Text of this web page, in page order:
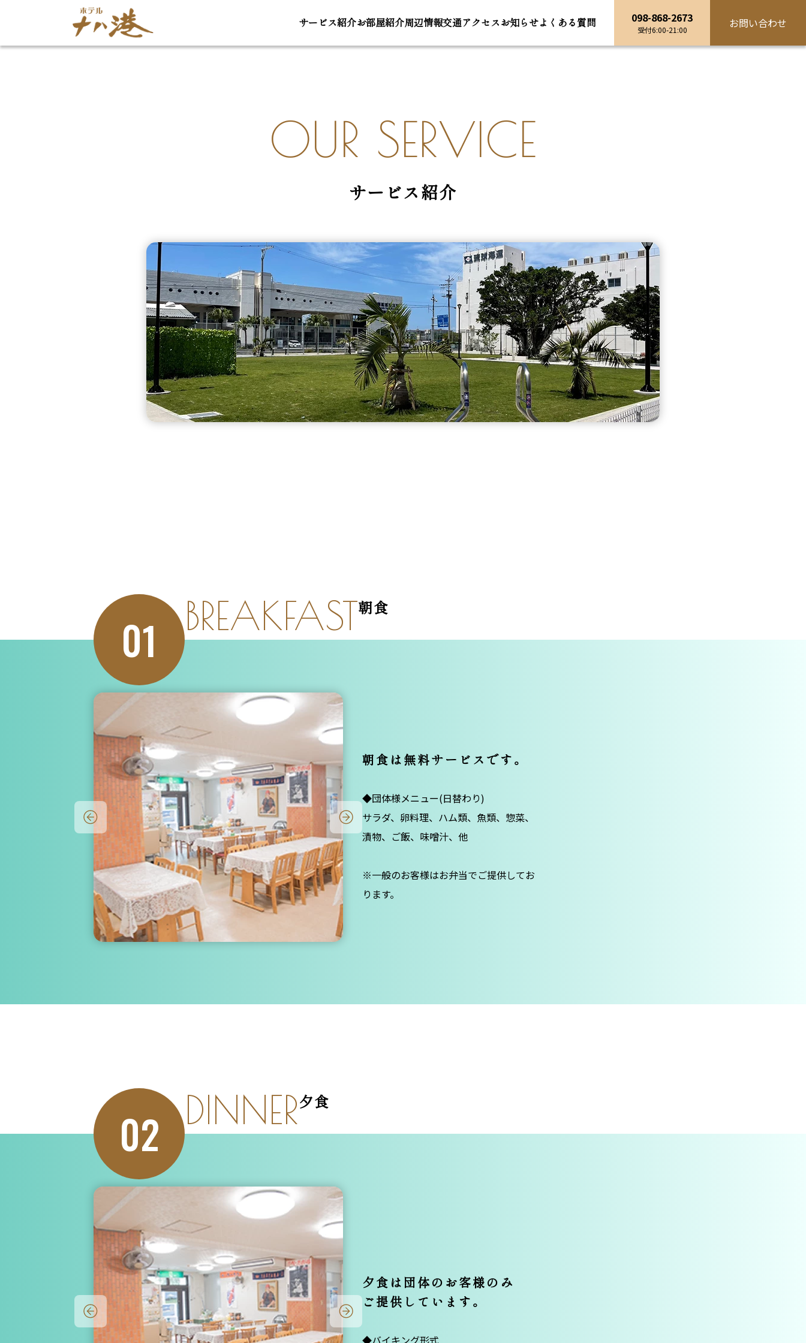
サービス紹介お部屋紹介周辺情報交通アクセスお知らせよくある質問 098-868-2673
受付6:00-21:00 お問い合わせ
OUR SERVICE
サービス紹介
01
朝食
BREAKFAST
朝食は無料サービスです。
◆団体様メニュー(日替わり)
サラダ、卵料理、ハム類、魚類、惣菜、
漬物、ご飯、味噌汁、他
※一般のお客様はお弁当でご提供してお
ります。
02
夕食
DINNER
夕食は団体のお客様のみ
ご提供しています。
◆バイキング形式